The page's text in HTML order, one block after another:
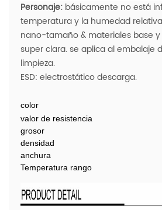
Personaje: básicamente no está
temperatura y la humedad
nano-tamaño & materiales base
super clara. se aplica al embalaje
limpieza.
ESD: electrostático descarga.
color
valor de resistencia
grosor
densidad
anchura
Temperatura rango